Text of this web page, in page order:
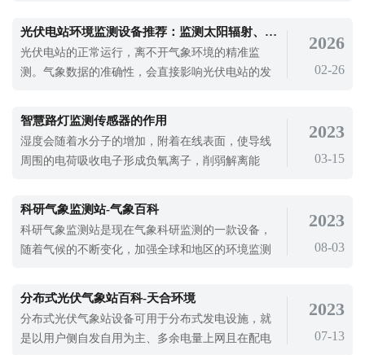
造成当天19趟高铁晚点。所以恶劣天气对我们日常
出行的影响是很大的，随着现在科技的发展，使用
劣天气提供数据支持。超声波气象站设备厂家山东
天合环境是一家专门设计生产气象监测设备的厂
家，通过使用高集成的气象传感器，对空气中多种
象提供数据支持。
光伏电站环境监测设备推荐：监测太阳辐射、环境温湿度、风速风向等
光伏电站的正常运行，离不开气象环境的精准监
测。气象数据的准确性，会直接影响光伏电站的发
备更适配自身电站。这就需要明确光伏气象站的配
置要求，选择合适的光伏电站环境监测设备，才能
保障监测工作顺利开展。云境天合的TH-BGF
2026
02-26
智慧路灯监测传感器的作用
湿度会随着水分子的增加，附着在线表面，使导线
周围的电荷吸收电子形成负氧离子，削弱解离能
慧路灯监测传感器的应用就是可以监测区域内的气
象变化，保障智慧路灯安全。智慧路灯监测传
2023
03-15
科研气象监测站-气象百科
科研气象监测站是现在气象科研监测的一款设备，
随着气候的不断变化，加强全球和地区的环境监测
纳入文化遗产保护政策的考虑范围。全球合作包括
鼓励国际组织为气候脆弱地区提供可能的文化保护
政策或资源支持，并在研究和实践、教育
2023
08-03
分布式光伏气象站百科-天合环境
分布式光伏气象站设备可用于分布式发电设施，就
是以用户侧自发自用为主、多余电量上网且在配电
2023
07-13